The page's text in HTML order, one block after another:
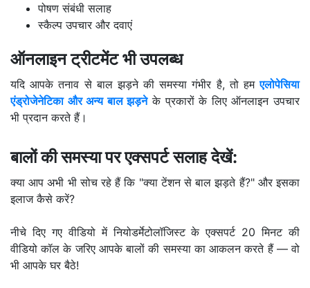
पोषण संबंधी सलाह
स्कैल्प उपचार और दवाएं
ऑनलाइन ट्रीटमेंट भी उपलब्ध
यदि आपके तनाव से बाल झड़ने की समस्या गंभीर है, तो हमएलोपेसिया
एंड्रोजेनेटिका और अन्य बाल झड़नेके प्रकारों के लिए ऑनलाइन उपचार
भी प्रदान करते हैं।
बालों की समस्या पर एक्सपर्ट सलाह देखें:
क्या आप अभी भी सोच रहे हैं कि "क्या टेंशन से बाल झड़ते हैं?" और इसका
इलाज कैसे करें?
नीचे दिए गए वीडियो में नियोडर्मेटोलॉजिस्ट के एक्सपर्ट 20 मिनट की
वीडियो कॉल के जरिए आपके बालों की समस्या का आकलन करते हैं — वो
भी आपके घर बैठे!